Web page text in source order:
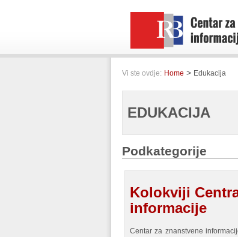
Vi ste ovdje: Home > Edukacija
EDUKACIJA
Podkategorije
Kolokviji
informacije
Centar za znanstvene